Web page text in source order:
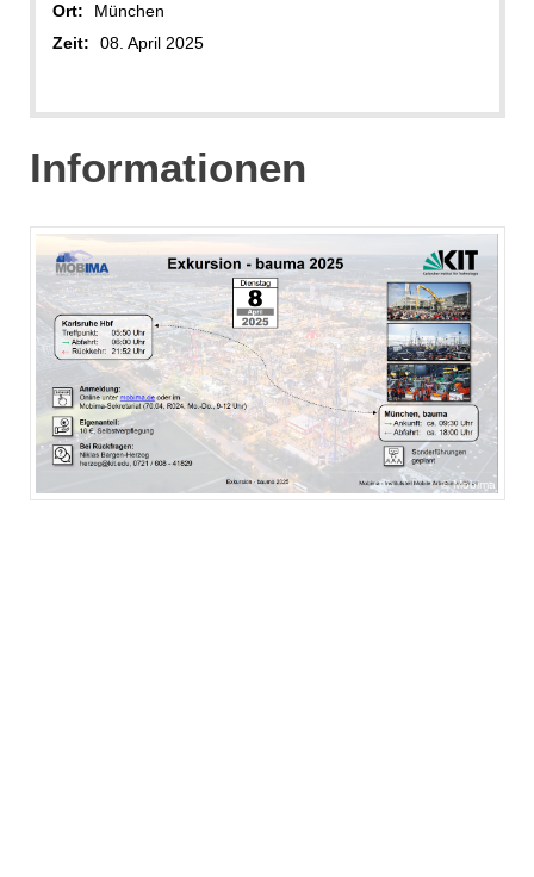
Ort:
München
Zeit:
08. April 2025
Informationen
Mobima